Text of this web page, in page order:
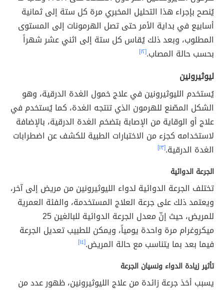
يُنصح بإجراء هذا التحليل المخبري مرة كل ستة إلى ثمانية
أسابيع في بداية الأمر حتى تصل الهرمونات إلى المستوى
المطلوب، وبعد ذلك يُقاس كل ستة إلى اثني عشر شهراً
بحسب حالة المصاب.[١٢]
ليوثيرونين
يُستخدم الليوثيرونين في علاج خمول الغدة الدرقية، وهو
الشكل المصّنع للهرمون الذي تنتجه الغدة، كما يُستخدم في
علاج أو الوقاية من الإصابة بتضخم الغدة الدرقية، بالإضافة
لاستخدامه كجزء من الاختبارات الطبية للكشف عن اضطرابات
الغدة الدرقية.[١٣]
الجرعة الدوائية
تختلف الجرعة الدوائية لدواء الليوثيرونين من مريض إلى آخر،
ويعتمد ذلك على جرعة العلاج المستخدمة، والفئة العمرية
للمريض، حيث إنّ معدل الجرعة الدوائية للبالغين 25
ميكروغرام مرة واحدة يومياً، ويمكن للطبيب تعديل الجرعة
فيما بعد بما يتناسب مع حالة المريض.[١٤]
تأثير زيادة الدواء ونسيان الجرعة
يسبب أخذ جرعة زائدة من علاج الليوثيرونين، ظهور عدد من